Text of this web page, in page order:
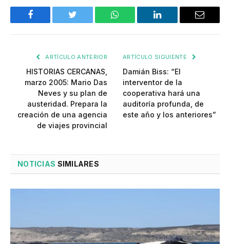
Facebook Twitter WhatsApp LinkedIn Email
ARTÍCULO ANTERIOR
HISTORIAS CERCANAS,
marzo 2005: Mario Das
Neves y su plan de
austeridad. Prepara la
creación de una agencia
de viajes provincial
ARTÍCULO SIGUIENTE
Damián Biss: “El
interventor de la
cooperativa hará una
auditoría profunda, de
este año y los anteriores”
NOTICIAS SIMILARES